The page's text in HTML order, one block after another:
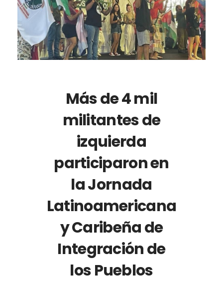
Más de 4 mil
militantes de
izquierda
participaron en
la Jornada
Latinoamericana
y Caribeña de
Integración de
los Pueblos